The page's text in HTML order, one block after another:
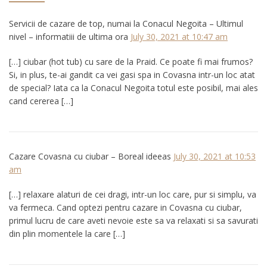
Servicii de cazare de top, numai la Conacul Negoita – Ultimul
nivel – informatiii de ultima ora July 30, 2021 at 10:47 am
[…] ciubar (hot tub) cu sare de la Praid. Ce poate fi mai frumos?
Si, in plus, te-ai gandit ca vei gasi spa in Covasna intr-un loc atat
de special? Iata ca la Conacul Negoita totul este posibil, mai ales
cand cererea […]
Cazare Covasna cu ciubar – Boreal ideeas July 30, 2021 at 10:53
am
[…] relaxare alaturi de cei dragi, intr-un loc care, pur si simplu, va
va fermeca. Cand optezi pentru cazare in Covasna cu ciubar,
primul lucru de care aveti nevoie este sa va relaxati si sa savurati
din plin momentele la care […]